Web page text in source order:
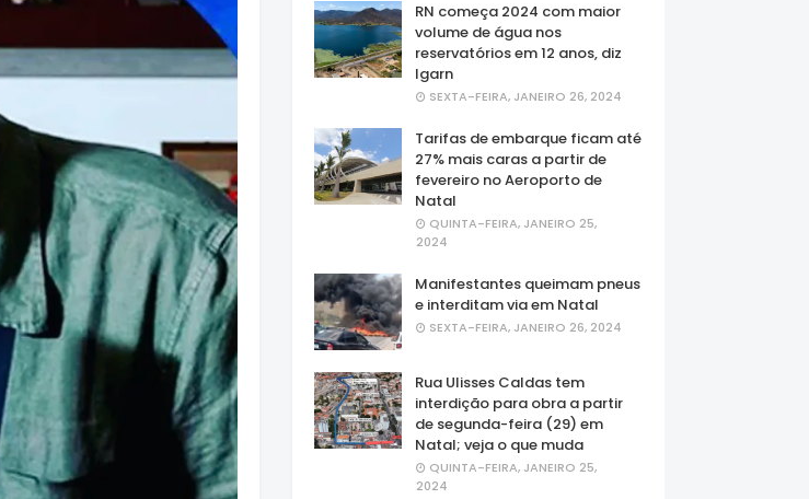
RN começa 2024 com maior
volume de água nos
reservatórios em 12 anos, diz
Igarn
SEXTA-FEIRA, JANEIRO 26, 2024
Tarifas de embarque ficam até
27% mais caras a partir de
fevereiro no Aeroporto de
Natal
QUINTA-FEIRA, JANEIRO 25,
2024
Manifestantes queimam pneus
e interditam via em Natal
SEXTA-FEIRA, JANEIRO 26, 2024
Rua Ulisses Caldas tem
interdição para obra a partir
de segunda-feira (29) em
Natal; veja o que muda
QUINTA-FEIRA, JANEIRO 25,
2024